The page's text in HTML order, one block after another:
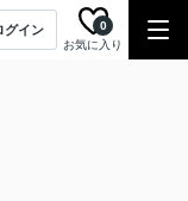
グイン
お気に入り
0